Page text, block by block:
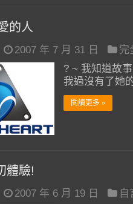
的人
2007 年 7 月 31 日 完
? ~ 我知道故
我過沒有了她
閱讀更多 »
體驗!
2007 年 6 月 19 日 自